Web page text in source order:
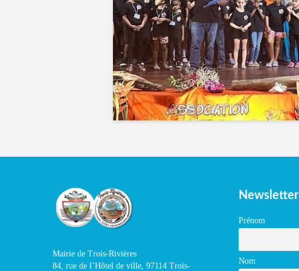
Mairie de Trois-Rivières
84, rue de l’Hôtel de ville, 97114 Trois-
Newsletter
Prénom
Nom